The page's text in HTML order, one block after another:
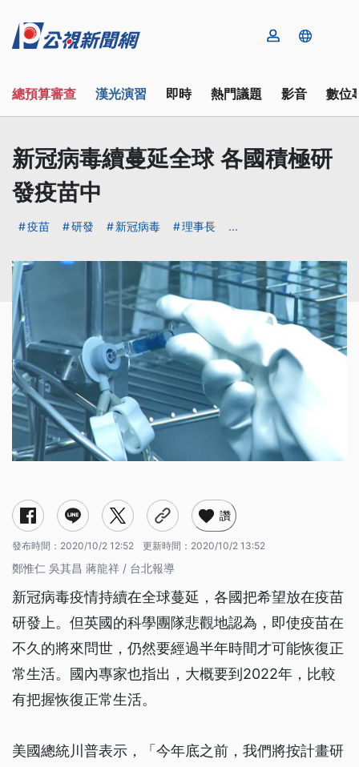
總預算審查 漢光演習 即時 熱門議題 影音 數位
新冠病毒續蔓延全球 各國積極研
發疫苗中
疫苗 研發 新冠病毒 理事長 ...
讚
發布時間： 2020/10/2 12:52 更新時間： 2020/10/2 13:52
鄭惟仁 吳其昌 蔣龍祥 / 台北報導
新冠病毒疫情持續在全球蔓延，各國把希望放在疫苗
研發上。但英國的科學團隊悲觀地認為，即使疫苗在
不久的將來問世，仍然要經過半年時間才可能恢復正
常生活。國內專家也指出，大概要到2022年，比較
有把握恢復正常生活。
美國總統川普表示，「今年底之前，我們將按計畫研